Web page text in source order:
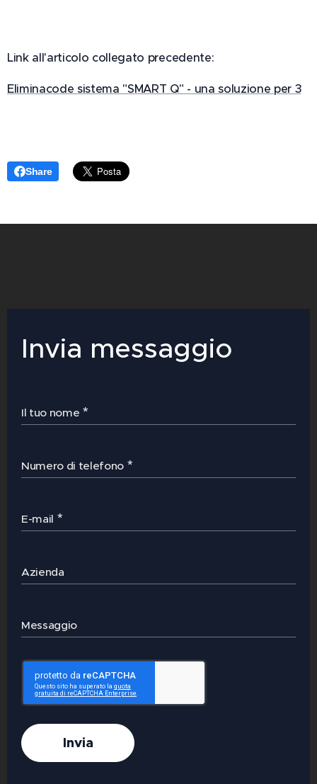
Link all'articolo collegato precedente:
Eliminacode sistema "SMART Q" - una soluzione per 3
Share
Invia messaggio
Il tuo nome
Numero di telefono
E-mail
Azienda
Messaggio
Invia